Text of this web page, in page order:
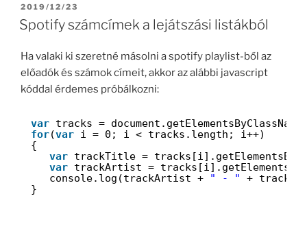
POSTED
ON
2019/12/23
Spotify számcímek a lejátszási listákból
Ha valaki ki szeretné másolni a spotify playlist-ből az
előadók és számok címeit, akkor az alábbi javascript
kóddal érdemes próbálkozni:
var tracks =
for(var i = 0; i < tracks.length; i++)
{
var trackTitle =
var trackArtist =
console.log(trackArtist +
" - "
+
}